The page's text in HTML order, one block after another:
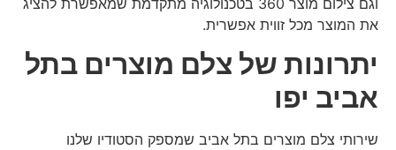
את המוצר מכל זווית אפשרית.
יתרונות של צלם מוצרים בתל
אביב יפו
שירותי צלם מוצרים בתל אביב שמספק הסטודיו שלנו